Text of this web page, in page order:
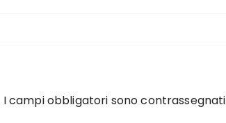
I campi obbligatori sono contrassegnati